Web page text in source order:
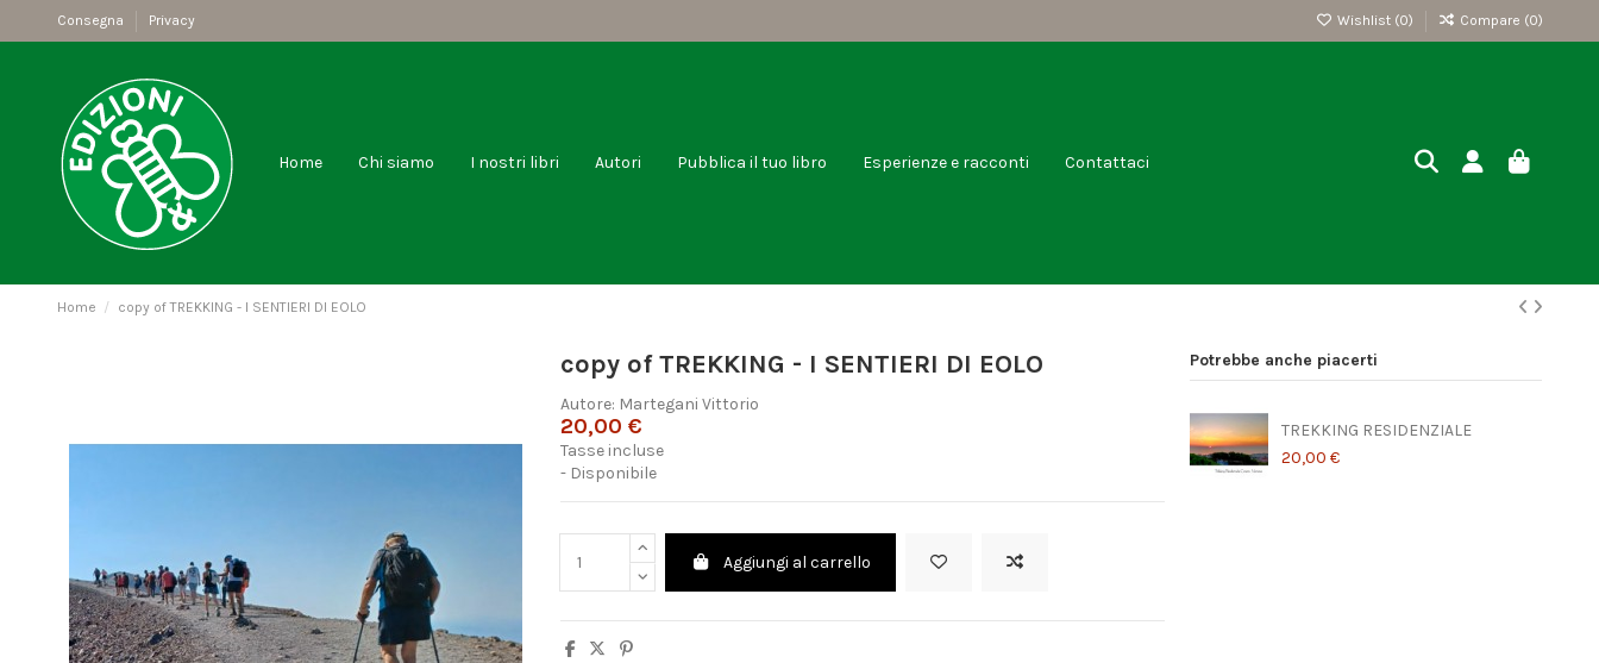
Consegna Privacy Wishlist (0) Compare (0)
Home Chi siamo I nostri libri Autori Pubblica il tuo libro Esperienze e racconti Contattaci
Home copy of TREKKING - I SENTIERI DI EOLO
copy of TREKKING - I SENTIERI DI EOLO
Autore: Martegani Vittorio
20,00 €
Tasse incluse
- Disponibile
Aggiungi al carrello
Potrebbe anche piacerti
TREKKING RESIDENZIALE
20,00 €